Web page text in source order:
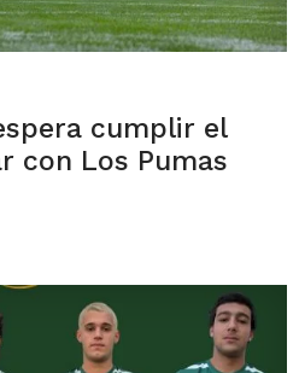
cumplir el
con Los Pumas